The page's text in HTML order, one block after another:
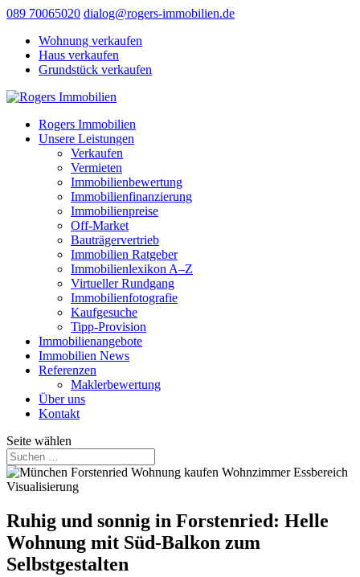
089 70065020 dialog@rogers-immobilien.de
Wohnung verkaufen
Haus verkaufen
Grundstück verkaufen
Rogers Immobilien
Unsere Leistungen
Verkaufen
Vermieten
Immobilienbewertung
Immobilienfinanzierung
Immobilienpreise
Off-Market
Bauträgervertrieb
Immobilien Ratgeber
Immobilienlexikon A–Z
Virtueller Rundgang
Immobilienfotografie
Kaufgesuche
Tipp-Provision
Immobilienangebote
Immobilien News
Referenzen
Maklerbewertung
Über uns
Kontakt
Seite wählen
Ruhig und sonnig in Forstenried: Helle
Wohnung mit Süd-Balkon zum
Selbstgestalten